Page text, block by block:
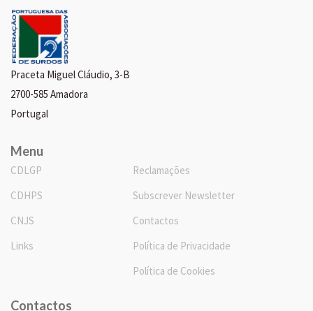
Praceta Miguel Cláudio, 3-B
2700-585 Amadora
Portugal
Menu
CDLGP
CDHPS
CNJS
Links
Reclamações
Subscrever Newsletter
Contactos
Política de Privacidade
Política de Cookies
Contactos